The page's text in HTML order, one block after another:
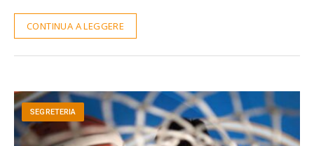
CONTINUA A LEGGERE
SEGRETERIA